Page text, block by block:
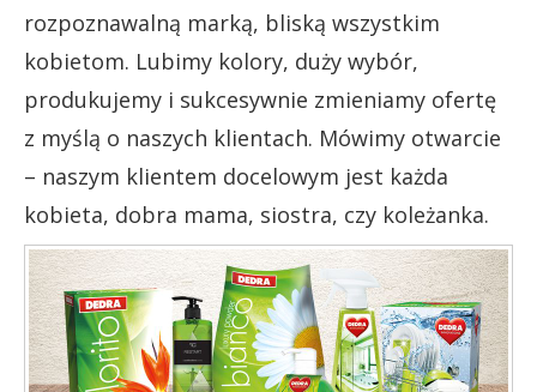
rozpoznawalną marką, bliską wszystkim
kobietom. Lubimy kolory, duży wybór,
produkujemy i sukcesywnie zmieniamy ofertę
z myślą o naszych klientach. Mówimy otwarcie
– naszym klientem docelowym jest każda
kobieta, dobra mama, siostra, czy koleżanka.